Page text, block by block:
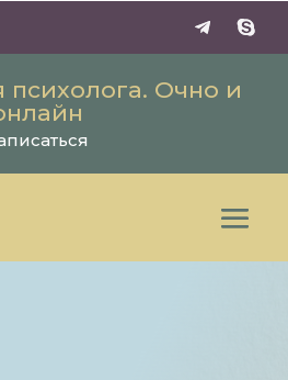
психолога. Очно и